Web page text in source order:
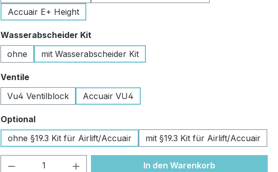
Accuair E+ Height
Wasserabscheider Kit
ohne
mit Wasserabscheider Kit
Ventileauswählen
Vu4 Ventilblock
Accuair VU4
Optionalauswählen
ohne §19.3 Kit für Airlift/Accuair
mit §19.3 Kit für Airlift/Accuair
Produkt Anzahl: Gib den gewünschten Wert
In den Warenkorb